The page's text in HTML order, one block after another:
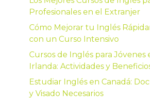
Profesionales en el Extranjer
Cómo Mejorar tu Inglés
con un Curso Intensivo
Cursos de Inglés para Jóvenes
Irlanda: Actividades y
Estudiar Inglés en Canadá:
y Visado Necesarios